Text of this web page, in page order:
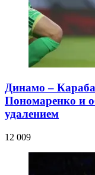
Динамо –
Пономаренко и
удалением
12 009